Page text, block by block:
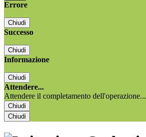
Errore
Chiudi
Successo
Chiudi
Informazione
Chiudi
Attendere...
Attendere il completamento dell'operazione...
Chiudi
Chiudi